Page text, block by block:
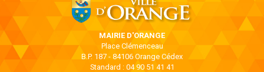
MAIRIE D'ORANGE
Place Clémenceau
B.P. 187 - 84106 Orange Cédex
Standard : 04 90 51 41 41